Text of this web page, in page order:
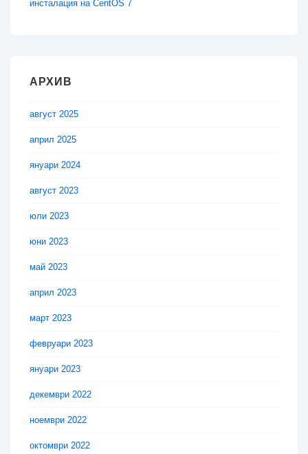
инсталация на CentOS 7
АРХИВ
август 2025
април 2025
януари 2024
август 2023
юли 2023
юни 2023
май 2023
април 2023
март 2023
февруари 2023
януари 2023
декември 2022
ноември 2022
октомври 2022